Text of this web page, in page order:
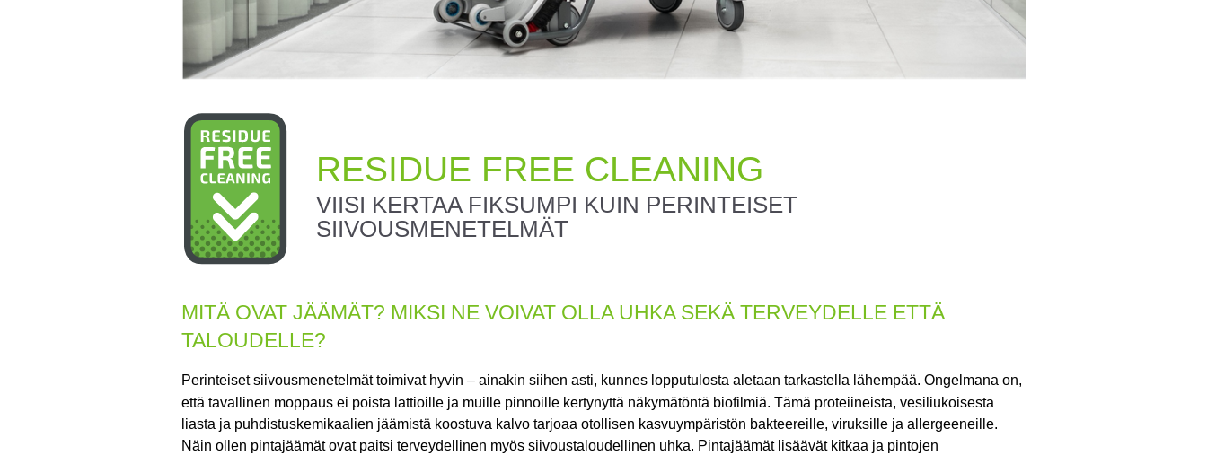
RESIDUE FREE CLEANING
VIISI KERTAA FIKSUMPI KUIN PERINTEISET
SIIVOUSMENETELMÄT
MITÄ OVAT JÄÄMÄT? MIKSI NE VOIVAT OLLA UHKA SEKÄ TERVEYDELLE ETTÄ
TALOUDELLE?
Perinteiset siivousmenetelmät toimivat hyvin – ainakin siihen asti, kunnes lopputulosta aletaan tarkastella lähempää. Ongelmana on,
että tavallinen moppaus ei poista lattioille ja muille pinnoille kertynyttä näkymätöntä biofilmiä. Tämä proteiineista, vesiliukoisesta
liasta ja puhdistuskemikaalien jäämistä koostuva kalvo tarjoaa otollisen kasvuympäristön bakteereille, viruksille ja allergeeneille.
Näin ollen pintajäämät ovat paitsi terveydellinen myös siivoustaloudellinen uhka. Pintajäämät lisäävät kitkaa ja pintojen